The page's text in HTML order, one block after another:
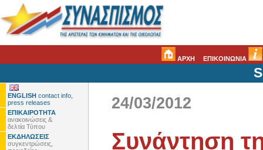
ΑΡΧΗ ΕΠΙΚΟΙΝΩΝΙΑ
ENGLISH contact info,
press releases
ΕΠΙΚΑΙΡΟΤΗΤΑ
ανακοινώσεις &
δελτία Τύπου
ΕΚΔΗΛΩΣΕΙΣ
συγκεντρώσεις,
24/03/2012
Συνάντηση